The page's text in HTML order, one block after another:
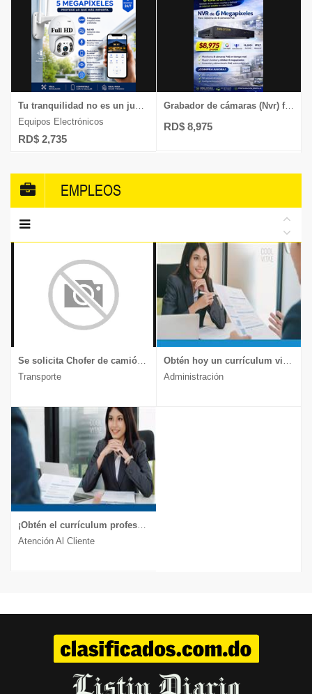
Tu tranquilidad no es un juego, chequea nuestras cámaras HD de 4 megapíxeles
Equipos Electrónicos
RD$ 2,735
Grabador de cámaras (Nvr) full HD 6 megapíxel soporta 8 cámaras ip
RD$ 8,975
EMPLEOS
Se solicita Chofer de camión, experiencia en transporte de muebles y mercancía delicada, documentos al día, enviar CV a
Transporte
¡Obtén el currículum profesional que te lleva a la entrevista!
Atención Al Cliente
Obtén hoy un currículum vitae moderno y llamativo.
Administración